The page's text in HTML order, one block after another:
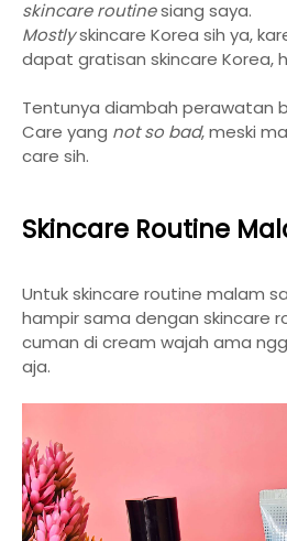
skincare routinesiang saya.
Mostlyskincare Korea sih ya,
dapat gratisan skincare Korea,
Tentunya diambah perawatan
Care yang not so bad, meski
care sih.
Skincare Routine
Untuk skincare routine malam
hampir sama dengan skincare
cuman di cream wajah ama
aja.